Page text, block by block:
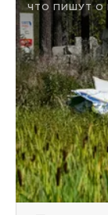
ЧТО ПИШУТ О